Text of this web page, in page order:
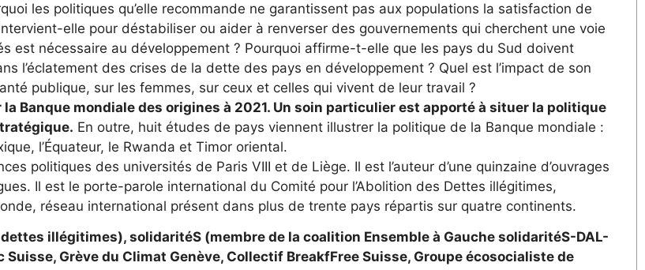
les politiques qu’elle recommande ne garantissent pas aux populations la satisfaction de
elle pour déstabiliser ou aider à renverser des gouvernements qui cherchent une voie
est nécessaire au développement ? Pourquoi affirme-t-elle que les pays du Sud doivent
l’éclatement des crises de la dette des pays en développement ? Quel est l’impact de son
publique, sur les femmes, sur ceux et celles qui vivent de leur travail ?
Banque mondiale des origines à 2021. Un soin particulier est apporté à situer la politique
En outre, huit études de pays viennent illustrer la politique de la Banque mondiale :
l’Équateur, le Rwanda et Timor oriental.
politiques des universités de Paris VIII et de Liège. Il est l’auteur d’une quinzaine d’ouvrages
Il est le porte-parole international du Comité pour l’Abolition des Dettes illégitimes,
réseau international présent dans plus de trente pays répartis sur quatre continents.
illégitimes), solidaritéS (membre de la coalition Ensemble à Gauche solidaritéS-DAL-
Grève du Climat Genève, Collectif BreakfFree Suisse, Groupe écosocialiste de